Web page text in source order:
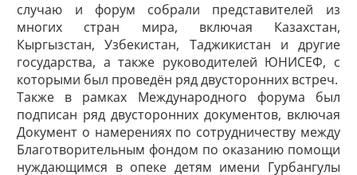
случаю и форум собрали представителей из
многих стран мира, включая Казахстан,
Кыргызстан, Узбекистан, Таджикистан и другие
государства, а также руководителей ЮНИСЕФ, с
которыми был проведён ряд двусторонних встреч.
Также в рамках Международного форума был
подписан ряд двусторонних документов, включая
Документ о намерениях по сотрудничеству между
Благотворительным фондом по оказанию помощи
нуждающимся в опеке детям имени Гурбангулы